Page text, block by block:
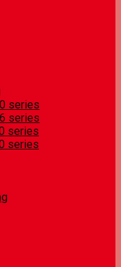
series
series
series
series